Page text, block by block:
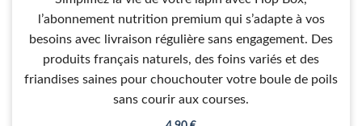
u
r
l’abonnement nutrition premium qui s’adapte à vos
besoins avec livraison régulière sans engagement. Des
produits français naturels, des foins variés et des
friandises saines pour chouchouter votre boule de poils
sans courir aux courses.